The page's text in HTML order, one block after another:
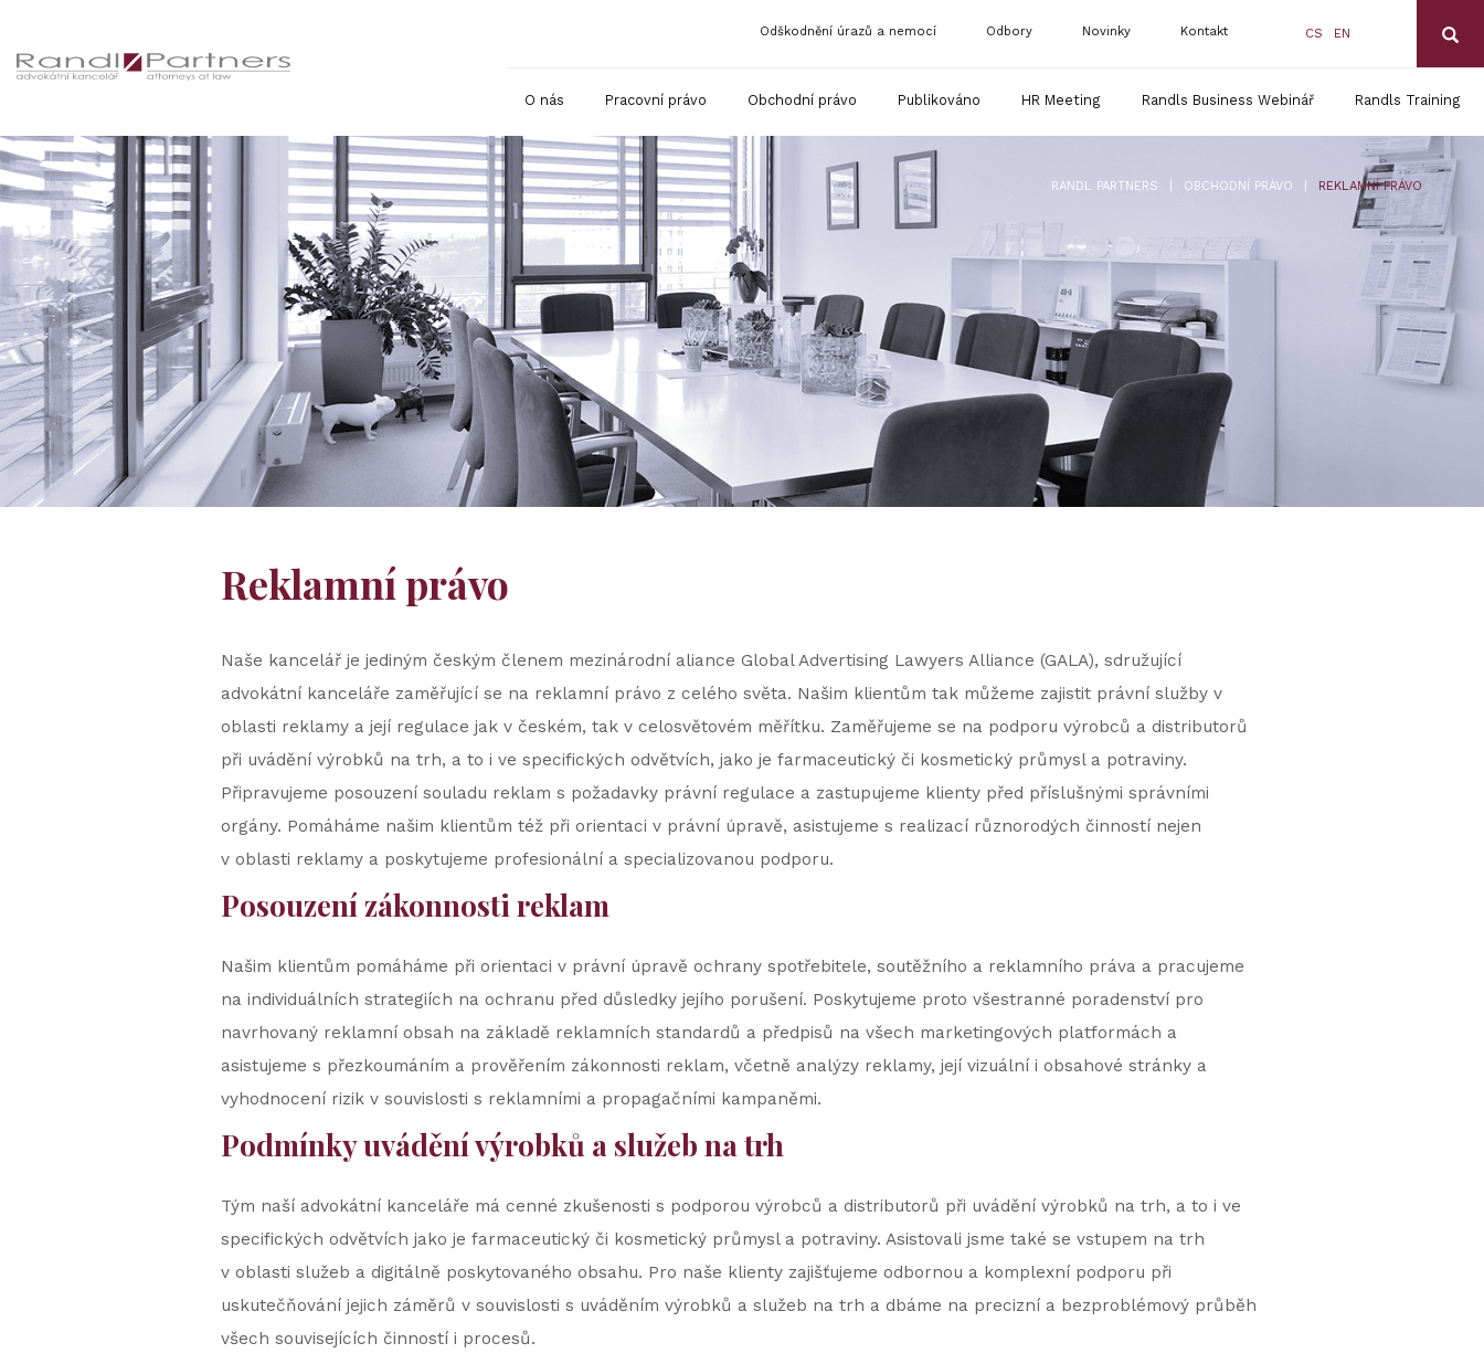
CS EN
Odškodnění úrazů a nemocí Odbory Novinky Kontakt
O nás Pracovní právo Obchodní právo Publikováno HR Meeting Randls Business Webinář Randls Training
RANDL PARTNERS OBCHODNÍ PRÁVO REKLAMNÍ PRÁVO
Reklamní právo
Naše kancelář je jediným českým členem mezinárodní aliance Global Advertising Lawyers Alliance (GALA), sdružující
advokátní kanceláře zaměřující se na reklamní právo z celého světa. Našim klientům tak můžeme zajistit právní služby v
oblasti reklamy a její regulace jak v českém, tak v celosvětovém měřítku. Zaměřujeme se na podporu výrobců a distributorů
při uvádění výrobků na trh, a to i ve specifických odvětvích, jako je farmaceutický či kosmetický průmysl a potraviny.
Připravujeme posouzení souladu reklam s požadavky právní regulace a zastupujeme klienty před příslušnými správními
orgány. Pomáháme našim klientům též při orientaci v právní úpravě, asistujeme s realizací různorodých činností nejen
v oblasti reklamy a poskytujeme profesionální a specializovanou podporu.
Posouzení zákonnosti reklam
Našim klientům pomáháme při orientaci v právní úpravě ochrany spotřebitele, soutěžního a reklamního práva a pracujeme
na individuálních strategiích na ochranu před důsledky jejího porušení. Poskytujeme proto všestranné poradenství pro
navrhovaný reklamní obsah na základě reklamních standardů a předpisů na všech marketingových platformách a
asistujeme s přezkoumáním a prověřením zákonnosti reklam, včetně analýzy reklamy, její vizuální i obsahové stránky a
vyhodnocení rizik v souvislosti s reklamními a propagačními kampaněmi.
Podmínky uvádění výrobků a služeb na trh
Tým naší advokátní kanceláře má cenné zkušenosti s podporou výrobců a distributorů při uvádění výrobků na trh, a to i ve
specifických odvětvích jako je farmaceutický či kosmetický průmysl a potraviny. Asistovali jsme také se vstupem na trh
v oblasti služeb a digitálně poskytovaného obsahu. Pro naše klienty zajišťujeme odbornou a komplexní podporu při
uskutečňování jejich záměrů v souvislosti s uváděním výrobků a služeb na trh a dbáme na precizní a bezproblémový průběh
všech souvisejících činností i procesů.